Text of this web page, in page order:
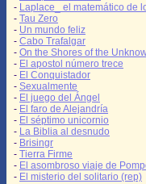
- Laplace_ el matemático de
- Tau Zero
- Un mundo feliz
- Cabo Trafalgar
- On the Shores of the
- El apostol número trece
- El Conquistador
- Sexualmente
- El juego del Ángel
- El faro de Alejandría
- El séptimo unicornio
- La Biblia al desnudo
- Brisingr
- Tierra Firme
- El asombroso viaje de
- El misterio del solitario (rep)